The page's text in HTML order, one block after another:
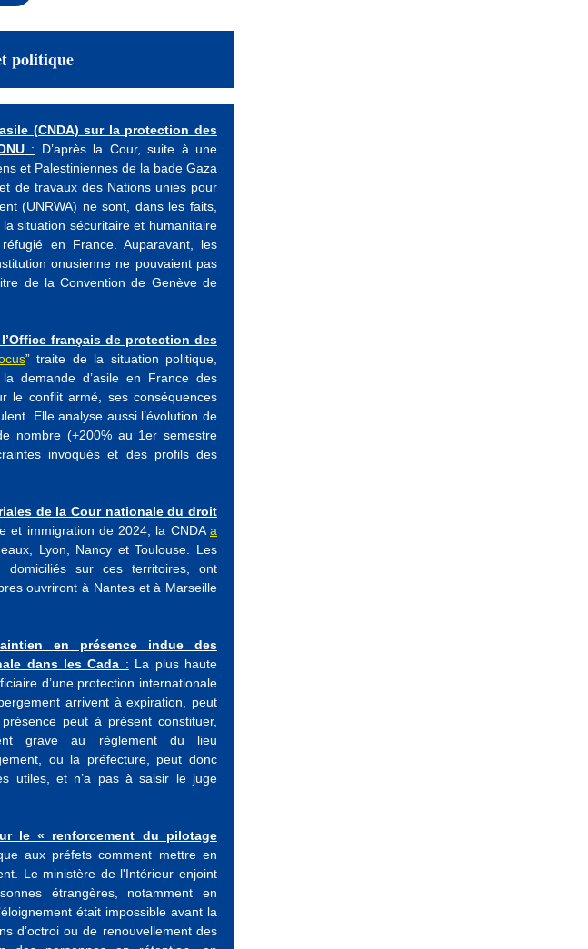
politique
(CNDA) sur la protection des
: D’après la Cour, suite à une
et Palestiniennes de la bade Gaza
de travaux des Nations unies pour
(UNRWA) ne sont, dans les faits,
situation sécuritaire et humanitaire
en France. Auparavant, les
onusienne ne pouvaient pas
de la Convention de Genève de
français de protection des
” traite de la situation politique,
demande d’asile en France des
le conflit armé, ses conséquences
Elle analyse aussi l’évolution de
nombre (+200% au 1er semestre
invoqués et des profils des
de la Cour nationale du droit
et immigration de 2024, la CNDAa
Lyon, Nancy et Toulouse. Les
domiciliés sur ces territoires, ont
ouvriront à Nantes et à Marseille
en présence indue des
dans les Cada : La plus haute
d’une protection internationale
arrivent à expiration, peut
peut à présent constituer,
grave au règlement du lieu
ou la préfecture, peut donc
utiles, et n’a pas à saisir le juge
le « renforcement du pilotage
aux préfets comment mettre en
Le ministère de l'Intérieur enjoint
étrangères, notamment en
était impossible avant la
d’octroi ou de renouvellement des